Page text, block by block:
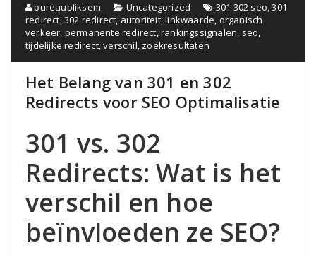
bureaubliksem Uncategorized 301 302 seo,301
redirect,302 redirect, autoriteit,linkwaarde, organisch
verkeer, permanente redirect,rankingssignalen, seo,
tijdelijke redirect,verschil, zoekresultaten
Het Belang van 301 en 302
Redirects voor SEO Optimalisatie
301 vs. 302
Redirects: Wat is het
verschil en hoe
beïnvloeden ze SEO?